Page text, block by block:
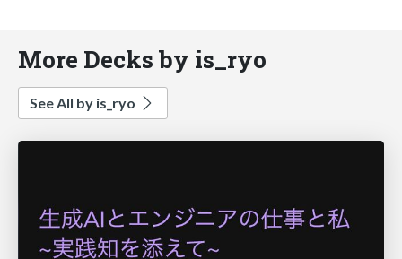
More Decks by is_ryo
See All by is_ryo